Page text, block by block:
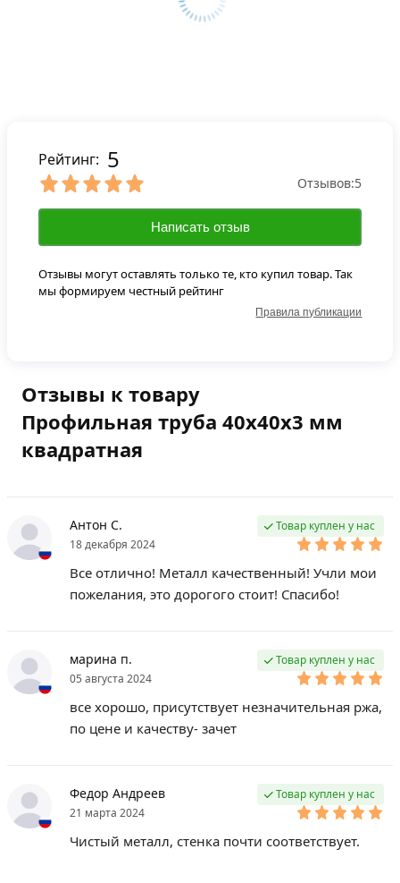
Отзывы к товару
Профильная труба 40х40х3 мм
квадратная
Антон С.
18 декабря 2024
Товар куплен у нас
Все отлично! Металл качественный! Учли мои
пожелания, это дорогого стоит! Спасибо!
марина п.
05 августа 2024
Товар куплен у нас
все хорошо, присутствует незначительная ржа,
по цене и качеству- зачет
Федор Андреев
21 марта 2024
Товар куплен у нас
Чистый металл, стенка почти соответствует.
Рейтинг: 5
Отзывов:5
Написать отзыв
Отзывы могут оставлять только те, кто купил товар. Так
мы формируем честный рейтинг
Правила публикации